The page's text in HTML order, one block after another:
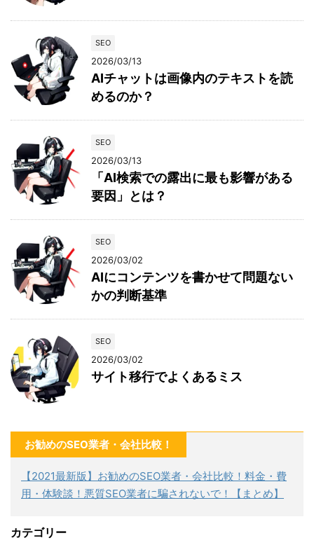
SEO
2026/03/13
AIチャットは画像内のテキストを読
めるのか？
SEO
2026/03/13
「AI検索での露出に最も影響がある
要因」とは？
SEO
2026/03/02
AIにコンテンツを書かせて問題ない
かの判断基準
SEO
2026/03/02
サイト移行でよくあるミス
お勧めのSEO業者・会社比較！
【2021最新版】お勧めのSEO業者・会社比較！料金・費
用・体験談！悪質SEO業者に騙されないで！【まとめ】
カテゴリー